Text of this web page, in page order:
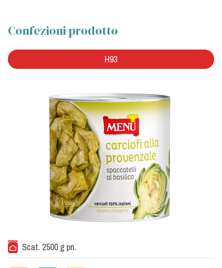
Confezioni prodotto
H93
Scat. 2500 g pn.